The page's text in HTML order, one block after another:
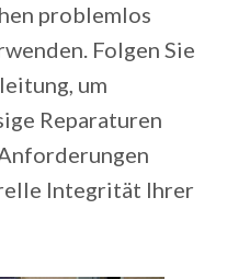
problemlos
Folgen Sie
um
Reparaturen
Integrität Ihrer